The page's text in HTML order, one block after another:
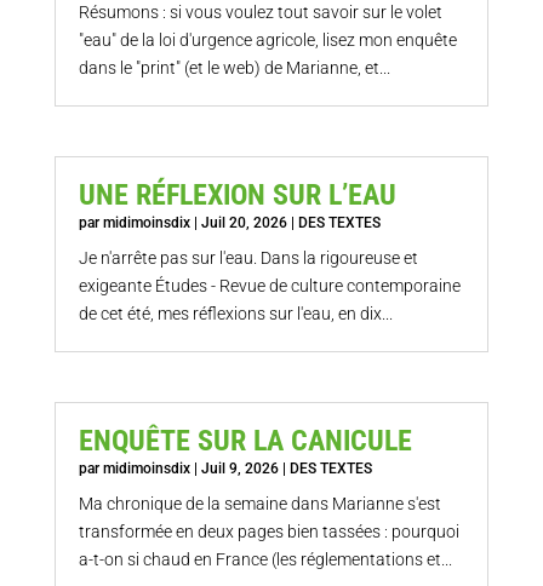
Résumons : si vous voulez tout savoir sur le volet
"eau" de la loi d'urgence agricole, lisez mon enquête
dans le "print" (et le web) de Marianne, et...
UNE RÉFLEXION SUR L’EAU
par midimoinsdix| Juil 20, 2026| DES TEXTES
Je n'arrête pas sur l'eau. Dans la rigoureuse et
exigeante Études - Revue de culture contemporaine
de cet été, mes réflexions sur l'eau, en dix...
ENQUÊTE SUR LA CANICULE
par midimoinsdix| Juil 9, 2026| DES TEXTES
Ma chronique de la semaine dans Marianne s'est
transformée en deux pages bien tassées : pourquoi
a-t-on si chaud en France (les réglementations et...